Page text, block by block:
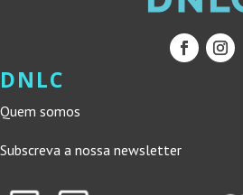
DNLC
Quem somos
Subscreva a nossa newsletter